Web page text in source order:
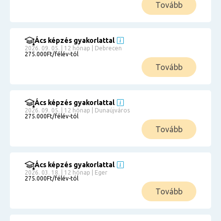
Tovább
Ács képzés gyakorlattal
2026. 09. 05. | 12 hónap | Debrecen
275.000Ft/félév-tól
Tovább
Ács képzés gyakorlattal
2026. 09. 05. | 12 hónap | Dunaújváros
275.000Ft/félév-tól
Tovább
Ács képzés gyakorlattal
2026. 03. 18. | 12 hónap | Eger
275.000Ft/félév-tól
Tovább